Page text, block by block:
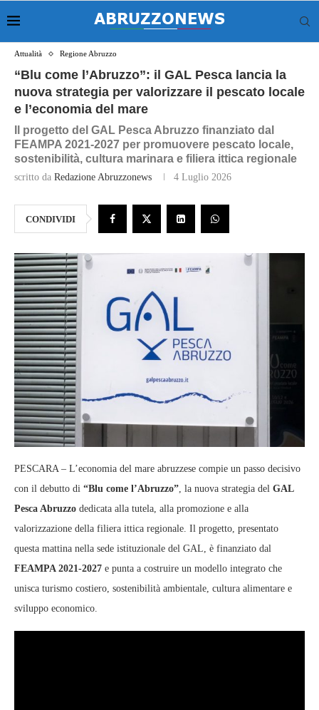
Attualità Regione Abruzzo
“Blu come l’Abruzzo”: il GAL Pesca lancia la
nuova strategia per valorizzare il pescato locale
e l’economia del mare
Il progetto del GAL Pesca Abruzzo finanziato dal
FEAMPA 2021-2027 per promuovere pescato locale,
sostenibilità, cultura marinara e filiera ittica regionale
scritto da Redazione Abruzzonews 4 Luglio 2026
CONDIVIDI
PESCARA – L’economia del mare abruzzese compie un passo decisivo
con il debutto di “Blu come l’Abruzzo” , la nuova strategia del GAL
Pesca Abruzzo dedicata alla tutela, alla promozione e alla
valorizzazione della filiera ittica regionale. Il progetto, presentato
questa mattina nella sede istituzionale del GAL, è finanziato dal
FEAMPA 2021-2027 e punta a costruire un modello integrato che
unisca turismo costiero, sostenibilità ambientale, cultura alimentare e
sviluppo economico.